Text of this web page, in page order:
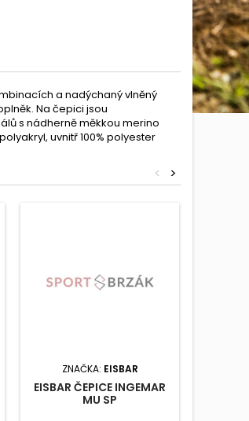
a nadýchaný vlněný
Na čepici jsou
s nádherně měkkou merino
uvnitř 100% polyester
>
<
ZNAČKA: EISBAR
EISBAR ČEPICE INGEMAR
MU SP